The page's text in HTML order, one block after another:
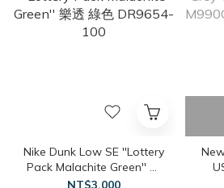
Nike Dunk Low SE ''Lottery
Pack Malachite Green'' 樂
透 綠色 DR9654-100
NT$3,000